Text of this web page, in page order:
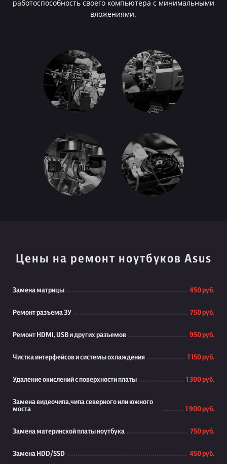
работоспособность своего компьютера с минимальными
вложениями.
Цены на ремонт ноутбуков Asus
Замена матрицы 450 руб.
Ремонт разъема ЗУ 750 руб.
Ремонт HDMI, USB и других разъемов 950 руб.
Чистка интерфейсов и системы охлаждения 1 150 руб.
Удаление окислений с поверхности платы 1 300 руб.
Замена видеочипа,чипа северного или южного
моста
1 900 руб.
Замена материнской платы ноутбука 750 руб.
Замена HDD/SSD 450 руб.